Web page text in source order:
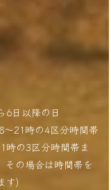
6日以降の日
21時の4区分時間帯
時の3区分時間帯ま
その場合は時間帯を
す)